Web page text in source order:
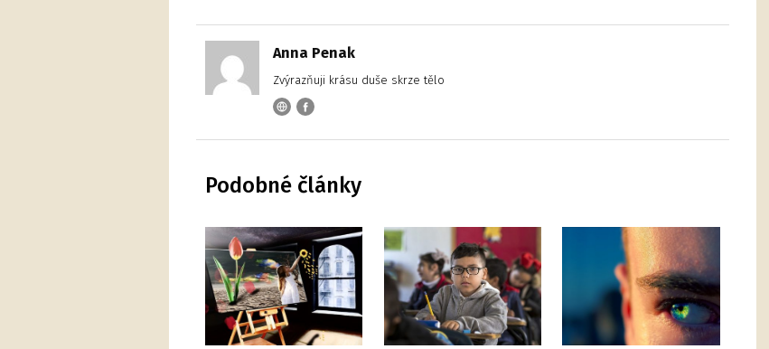
Anna Penak
Zvýrazňuji krásu duše skrze tělo
Podobné články